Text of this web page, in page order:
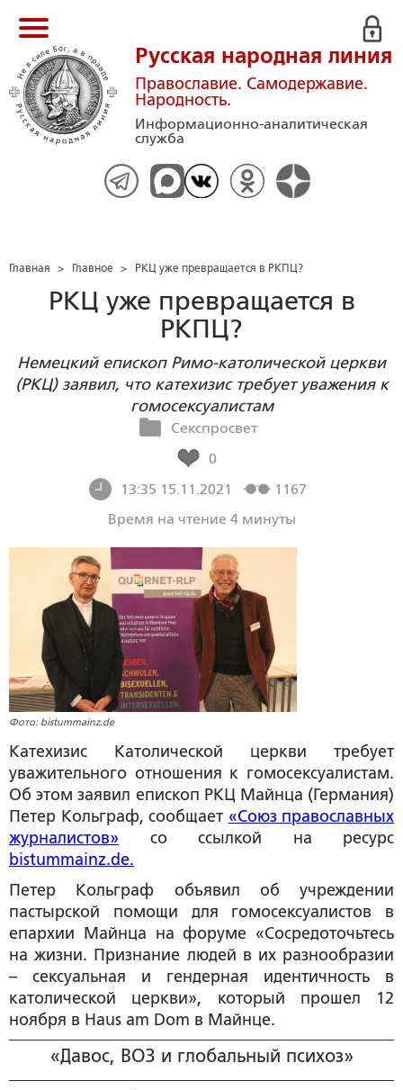
Русская народная линия
Православие. Самодержавие.
Народность.
Информационно-аналитическая
служба
Главная > Главное > РКЦ уже превращается в РКПЦ?
РКЦ уже превращается в
РКПЦ?
Немецкий епископ Римо-католической церкви
(РКЦ) заявил, что катехизис требует уважения к
гомосексуалистам
Секспросвет
0
13:35 15.11.2021
1167
Время на чтение 4 минуты
Фото: bistummainz.de
Катехизис Католической церкви требует
уважительного отношения к гомосексуалистам.
Об этом заявил епископ РКЦ Майнца (Германия)
Петер Кольграф, сообщает «Союз православных
журналистов» со ссылкой на ресурс
bistummainz.de.
Петер Кольграф объявил об учреждении
пастырской помощи для гомосексуалистов в
епархии Майнца на форуме «Сосредоточьтесь
на жизни. Признание людей в их разнообразии
– сексуальная и гендерная идентичность в
католической церкви», который прошел 12
ноября в Haus am Dom в Майнце.
«Давос, ВОЗ и глобальный психоз»